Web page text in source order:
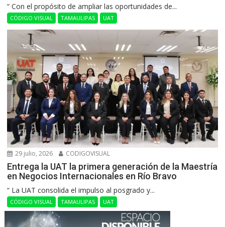
“ Con el propósito de ampliar las oportunidades de...
CÓDIGO VISUAL TAMAULIPAS UAT
29 julio, 2026 CODIGOVISUAL
Entrega la UAT la primera generación de la Maestría
en Negocios Internacionales en Río Bravo
“ La UAT consolida el impulso al posgrado y...
CÓDIGO VISUAL TAMAULIPAS UAT